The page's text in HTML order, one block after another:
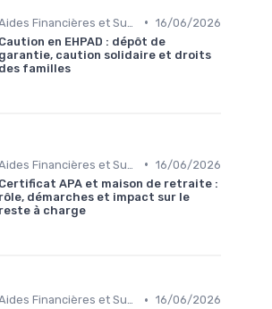
• 16/06/2026
Caution en EHPAD : dépôt de
garantie, caution solidaire et droits
des familles
• 16/06/2026
Certificat APA et maison de retraite :
rôle, démarches et impact sur le
reste à charge
Aides Financières et Subventions • 16/06/2026